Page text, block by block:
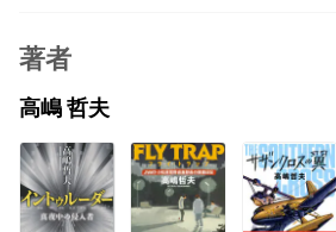
著者
高嶋 哲夫